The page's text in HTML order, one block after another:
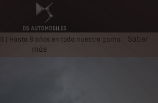
| Hasta 8 años en toda nuestra gama.
Saber
más
Electrificación DS